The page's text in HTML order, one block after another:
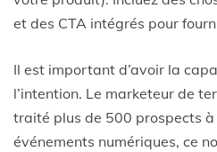
et des CTA intégrés pour
Il est important d’avoir la
l’intention. Le marketeur de
traité plus de 500 prospects à
événements numériques, ce